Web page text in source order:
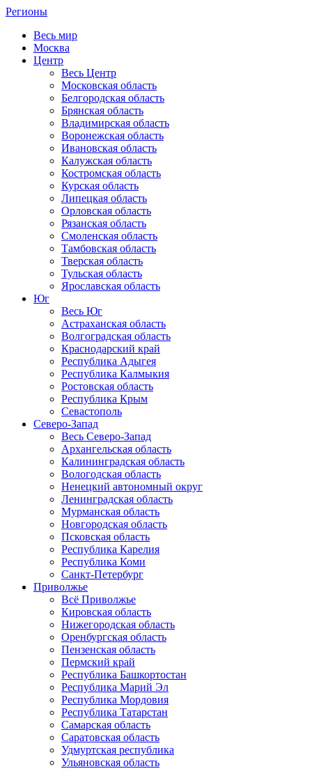
Регионы
Весь мир
Москва
Центр
Весь Центр
Московская область
Белгородская область
Брянская область
Владимирская область
Воронежская область
Ивановская область
Калужская область
Костромская область
Курская область
Липецкая область
Орловская область
Рязанская область
Смоленская область
Тамбовская область
Тверская область
Тульская область
Ярославская область
Юг
Весь Юг
Астраханская область
Волгоградская область
Краснодарский край
Республика Адыгея
Республика Калмыкия
Ростовская область
Республика Крым
Севастополь
Северо-Запад
Весь Северо-Запад
Архангельская область
Калининградская область
Вологодская область
Ненецкий автономный округ
Ленинградская область
Мурманская область
Новгородская область
Псковская область
Республика Карелия
Республика Коми
Санкт-Петербург
Приволжье
Всё Приволжье
Кировская область
Нижегородская область
Оренбургская область
Пензенская область
Пермский край
Республика Башкортостан
Республика Марий Эл
Республика Мордовия
Республика Татарстан
Самарская область
Саратовская область
Удмуртская республика
Ульяновская область